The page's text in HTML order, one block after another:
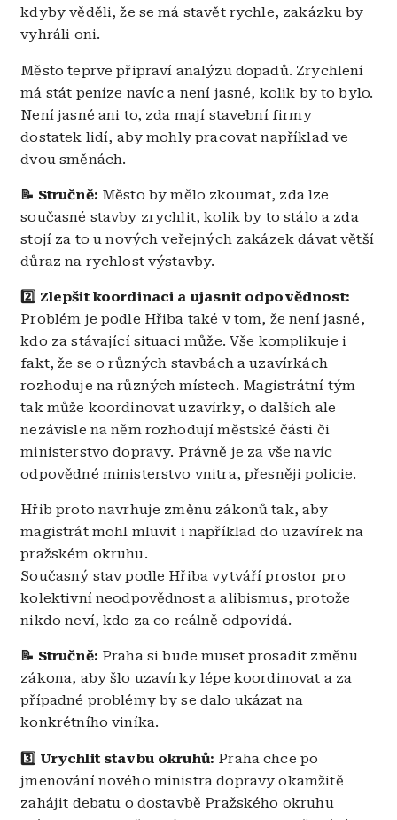
kdyby věděli, že se má stavět rychle, zakázku by
vyhráli oni.
Město teprve připraví analýzu dopadů. Zrychlení
má stát peníze navíc a není jasné, kolik by to bylo.
Není jasné ani to, zda mají stavební firmy
dostatek lidí, aby mohly pracovat například ve
dvou směnách.
📝 Stručně: Město by mělo zkoumat, zda lze
současné stavby zrychlit, kolik by to stálo a zda
stojí za to u nových veřejných zakázek dávat větší
důraz na rychlost výstavby.
2️⃣ Zlepšit koordinaci a ujasnit odpovědnost:
Problém je podle Hřiba také v tom, že není jasné,
kdo za stávající situaci může. Vše komplikuje i
fakt, že se o různých stavbách a uzavírkách
rozhoduje na různých místech. Magistrátní tým
tak může koordinovat uzavírky, o dalších ale
nezávisle na něm rozhodují městské části či
ministerstvo dopravy. Právně je za vše navíc
odpovědné ministerstvo vnitra, přesněji policie.
Hřib proto navrhuje změnu zákonů tak, aby
magistrát mohl mluvit i například do uzavírek na
pražském okruhu.
Současný stav podle Hřiba vytváří prostor pro
kolektivní neodpovědnost a alibismus, protože
nikdo neví, kdo za co reálně odpovídá.
📝 Stručně: Praha si bude muset prosadit změnu
zákona, aby šlo uzavírky lépe koordinovat a za
případné problémy by se dalo ukázat na
konkrétního viníka.
3️⃣ Urychlit stavbu okruhů: Praha chce po
jmenování nového ministra dopravy okamžitě
zahájit debatu o dostavbě Pražského okruhu